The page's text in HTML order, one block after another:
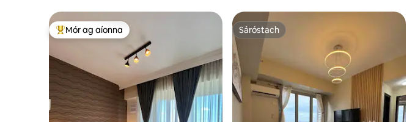
An-mhór ag aíonna
Mór ag aíonna Sáróstach
Sáróstach